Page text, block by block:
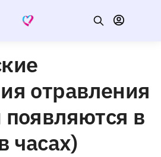
отравления
в
часах)